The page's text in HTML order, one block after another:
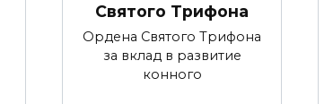
Святого Трифона
Ордена Святого Трифона
за вклад в развитие
конного